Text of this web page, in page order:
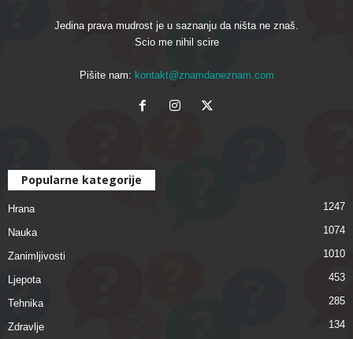
Jedina prava mudrost je u saznanju da ništa ne znaš.
Scio me nihil scire
Pišite nam: kontakt@znamdaneznam.com
Popularne kategorije
Hrana 1247
Nauka 1074
Zanimljivosti 1010
Ljepota 453
Tehnika 285
Zdravlje 134